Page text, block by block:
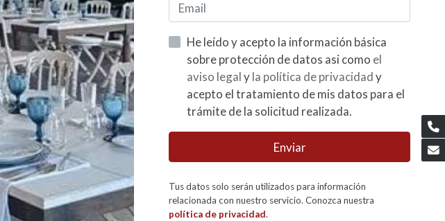
He leído y acepto la información básica
sobre protección de datos asi como el
aviso legalyla política de privacidady
acepto el tratamiento de mis datos para el
trámite de la solicitud realizada.
Enviar
Tus datos solo serán utilizados para información
relacionada con nuestro servicio. Conozca nuestra
política de privacidad.